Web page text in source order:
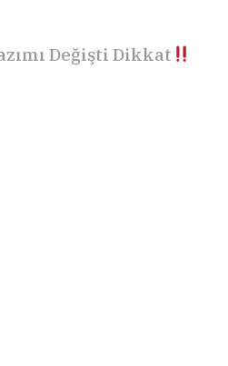
Değişti Dikkat